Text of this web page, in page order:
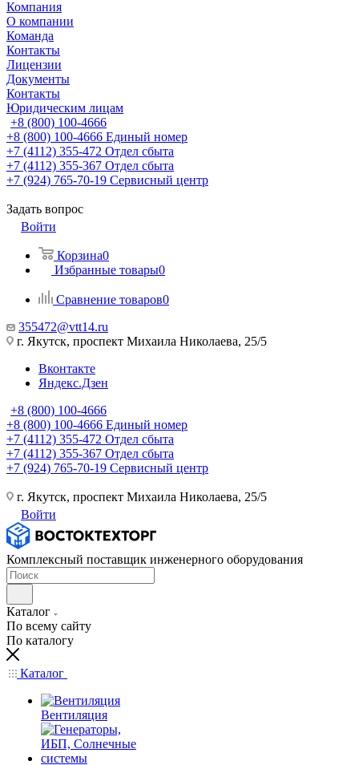
Компания
О компании
Команда
Контакты
Лицензии
Документы
Контакты
Юридическим лицам
+8 (800) 100-4666
+8 (800) 100-4666 Единый номер
+7 (4112) 355-472 Отдел сбыта
+7 (4112) 355-367 Отдел сбыта
+7 (924) 765-70-19 Сервисный центр
Задать вопрос
Войти
Корзина0
Избранные товары0
Сравнение товаров0
355472@vtt14.ru
г. Якутск, проспект Михаила Николаева, 25/5
Вконтакте
Яндекс.Дзен
+8 (800) 100-4666
+8 (800) 100-4666 Единый номер
+7 (4112) 355-472 Отдел сбыта
+7 (4112) 355-367 Отдел сбыта
+7 (924) 765-70-19 Сервисный центр
г. Якутск, проспект Михаила Николаева, 25/5
Войти
Комплексный поставщик инженерного оборудования
Каталог
По всему сайту
По каталогу
Каталог
Вентиляция